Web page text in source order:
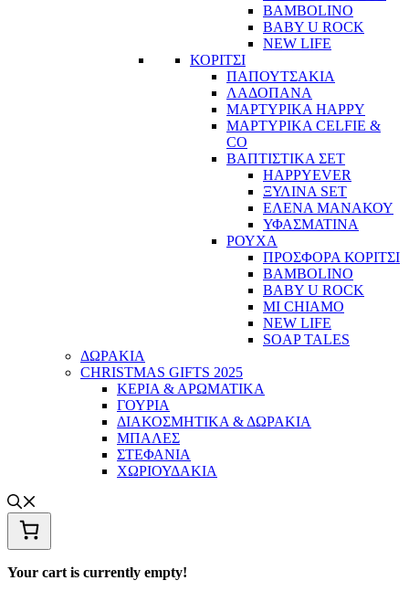
BAMBOLINO
BABY U ROCK
NEW LIFE
ΚΟΡΙΤΣΙ
ΠΑΠΟΥΤΣΑΚΙΑ
ΛΑΔΟΠΑΝΑ
ΜΑΡΤΥΡΙΚΑ HAPPY
ΜΑΡΤΥΡΙΚΑ CELFIE &
CO
ΒΑΠΤΙΣΤΙΚΑ ΣΕΤ
HAPPYEVER
ΞΥΛΙΝΑ SET
ΕΛΕΝΑ ΜΑΝΑΚΟΥ
ΥΦΑΣΜΑΤΙΝΑ
ΡΟΥΧΑ
ΠΡΟΣΦΟΡΑ ΚΟΡΙΤΣΙ
BAMBOLINO
BABY U ROCK
MI CHIAMO
NEW LIFE
SOAP TALES
ΔΩΡΑΚΙΑ
CHRISTMAS GIFTS 2025
ΚΕΡΙΑ & ΑΡΩΜΑΤΙΚΑ
ΓΟΥΡΙΑ
ΔΙΑΚΟΣΜΗΤΙΚΑ & ΔΩΡΑΚΙΑ
ΜΠΑΛΕΣ
ΣΤΕΦΑΝΙΑ
ΧΩΡΙΟΥΔΑΚΙΑ
Your cart is currently empty!